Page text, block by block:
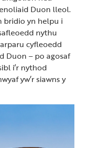
Duon lleol.
bridio yn helpu i
nythu
cyfleoedd
Duon – po agosaf
i’r nythod
yw’r siawns y